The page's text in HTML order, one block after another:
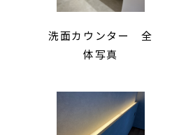
洗面カウンター 全
体写真